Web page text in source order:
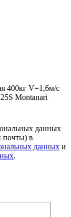
400кг V=1,6м/с
Montanari
данных
почты) в
данных и
.